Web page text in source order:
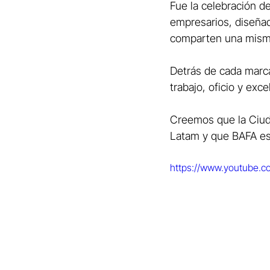
Fue la celebración
empresarios,
comparten una
Detrás de cada
trabajo, oficio y
Creemos que la
Latam y que BAFA
https://